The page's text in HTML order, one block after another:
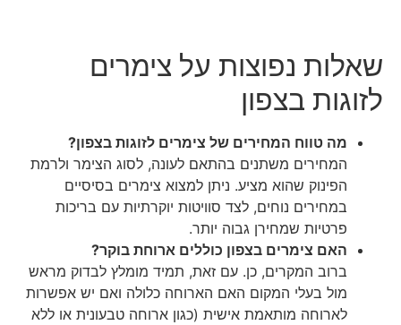
שאלות נפוצות על צימרים
לזוגות בצפון
מה טווח המחירים של צימרים לזוגות בצפון?
המחירים משתנים בהתאם לעונה, לסוג הצימר ולרמת
הפינוק שהוא מציע. ניתן למצוא צימרים בסיסיים
במחירים נוחים, לצד סוויטות יוקרתיות עם בריכות
פרטיות שמחירן גבוה יותר.
האם צימרים בצפון כוללים ארוחת בוקר?
ברוב המקרים, כן. עם זאת, תמיד מומלץ לבדוק מראש
מול בעלי המקום האם הארוחה כלולה ואם יש אפשרות
לארוחה מותאמת אישית (כגון ארוחה טבעונית או ללא